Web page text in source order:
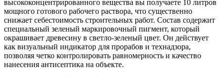
высококонцентрированного вещества вы получаете 10 литров
мощного готового рабочего раствора, что существенно
снижает себестоимость строительных работ. Состав содержит
специальный зеленый маркировочный пигмент, который
окрашивает древесину в светло-зеленый цвет. Он действует
как визуальный индикатор для прорабов и технадзора,
позволяя четко контролировать равномерность и качество
нанесения антисептика на объекте.